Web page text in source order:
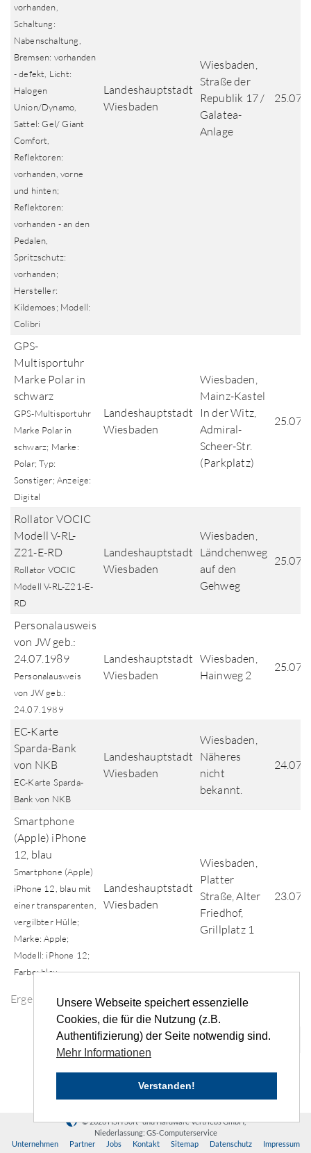
Unsere Webseite speichert essenzielle
Cookies, die für die Nutzung (z.B.
Authentifizierung) der Seite notwendig sind.
Mehr Informationen
Verstanden!
Ergebnisse der Fundsuche
vorhanden,
Schaltung:
Nabenschaltung,
Bremsen: vorhanden
- defekt, Licht:
Halogen
Union/Dynamo,
Sattel: Gel/ Giant
Comfort,
Reflektoren:
vorhanden, vorne
und hinten;
Reflektoren:
vorhanden - an den
Pedalen,
Spritzschutz:
vorhanden;
Hersteller:
Kildemoes; Modell:
Colibri
Landeshauptstadt
Wiesbaden
Wiesbaden,
Straße der
Republik 17 /
Galatea-
Anlage
GPS-
Multisportuhr
Marke Polar in
schwarz
GPS-Multisportuhr
Marke Polar in
schwarz; Marke:
Polar; Typ:
Sonstiger; Anzeige:
Digital
Landeshauptstadt
Wiesbaden
Wiesbaden,
Mainz-Kastel
In der Witz,
Admiral-
Scheer-Str.
(Parkplatz)
Rollator VOCIC
Modell V-RL-
Z21-E-RD
Rollator VOCIC
Modell V-RL-Z21-E-
RD
Landeshauptstadt
Wiesbaden
Wiesbaden,
Ländchenweg
auf den
Gehweg
Personalausweis
von JW geb.:
24.07.1989
Personalausweis
von JW geb.:
24.07.1989
Landeshauptstadt
Wiesbaden
Wiesbaden,
Hainweg 2
EC-Karte
Sparda-Bank
von NKB
EC-Karte Sparda-
Bank von NKB
Landeshauptstadt
Wiesbaden
Wiesbaden,
Näheres
nicht
bekannt.
Smartphone
(Apple) iPhone
12, blau
Smartphone (Apple)
iPhone 12, blau mit
einer transparenten,
vergilbter Hülle;
Marke: Apple;
Modell: iPhone 12;
Farbe: blau
Landeshauptstadt
Wiesbaden
Wiesbaden,
Platter
Straße, Alter
Friedhof,
Grillplatz 1
« ‹ ... 4 5 6 7 8 ... ›
© 2026 HSH Soft- und Hardware Vertriebs GmbH,
Niederlassung: GS-Computerservice
Unternehmen
Partner Jobs Kontakt Sitemap Datenschutz Impressum